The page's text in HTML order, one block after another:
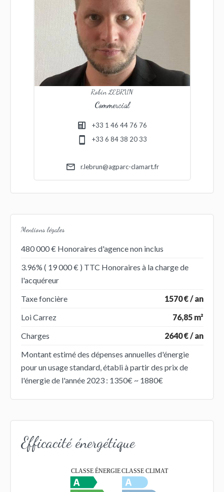
Robin LEBRUN
Commercial
+33 1 46 44 76 76
+33 6 84 38 20 33
r.lebrun@agparc-clamart.fr
Mentions légales
480 000 € Honoraires d'agence non inclus
3.96% ( 19 000 € ) TTC Honoraires à la charge de
l'acquéreur
Taxe foncière
1570 € / an
Loi Carrez
76,85 m²
Charges
2640 € / an
Montant estimé des dépenses annuelles d'énergie
pour un usage standard, établi à partir des prix de
l'énergie de l'année 2023 : 1350€ ~ 1880€
Efficacité énergétique